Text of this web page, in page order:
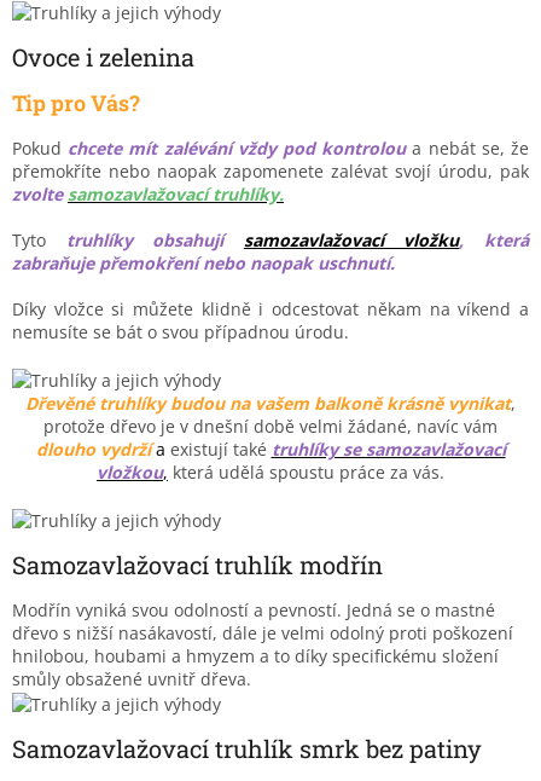
Ovoce i zelenina
Tip pro Vás?
Pokud chcete mít zalévání vždy pod kontroloua nebát se, že
přemokříte nebo naopak zapomenete zalévat svojí úrodu, pak
zvolte samozavlažovací truhlíky.
Tyto truhlíky obsahují samozavlažovací vložku, která
zabraňuje přemokření nebo naopak uschnutí.
Díky vložce si můžete klidně i odcestovat někam na víkend a
nemusíte se bát o svou případnou úrodu.
Dřevěné truhlíky budou na vašem balkoně krásně vynikat,
protože dřevo je v dnešní době velmi žádané, navíc vám
dlouho vydrží a existují také truhlíky se samozavlažovací
vložkou, která udělá spoustu práce za vás.
Samozavlažovací truhlík modřín
Modřín vyniká svou odolností a pevností. Jedná se o mastné
dřevo s nižší nasákavostí, dále je velmi odolný proti poškození
hnilobou, houbami a hmyzem a to díky specifickému složení
smůly obsažené uvnitř dřeva.
Samozavlažovací truhlík smrk bez patiny